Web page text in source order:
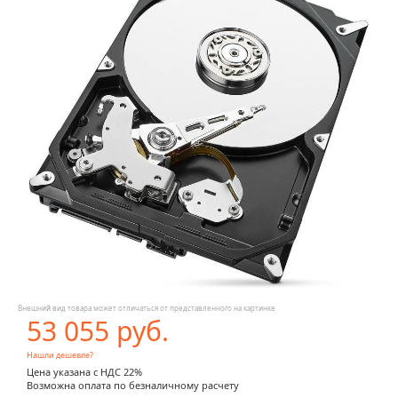
Внешний вид товара может отличаться от представленного на картинке
53 055 руб.
Нашли дешевле?
Цена указана с НДС 22%
Возможна оплата по безналичному расчету